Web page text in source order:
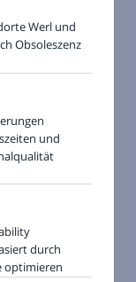
Werl und
Obsoleszenz
und
durch
optimieren